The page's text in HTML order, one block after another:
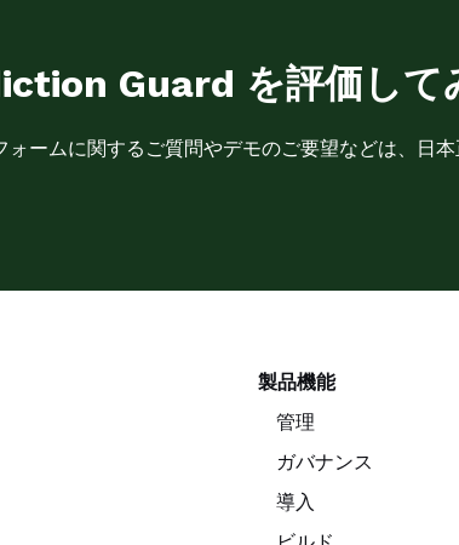
Guard を評価して
ォームに関するご質問やデモのご要望などは、日
製品機能
管理
ガバナンス
導入